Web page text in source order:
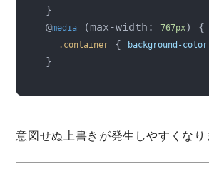
}
@media (max-width: 767px) {
.container { background-color
意図せぬ上書き が発生しやすくなり